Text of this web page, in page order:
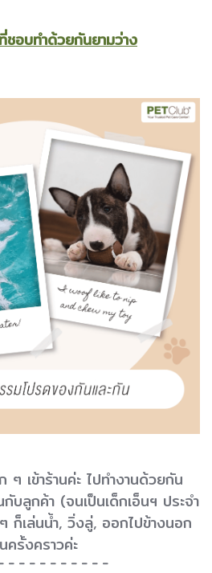
อบทำด้วยกันยามว่าง
ๆ เข้าร้านค่ะ ไปทำงานด้วยกัน
บลูกค้า (จนเป็นเด็กเอ็นฯ ประจำ
ก็เล่นน้ำ, วิ่งลู่, ออกไปข้างนอก
ครั้งคราวค่ะ
- - - - - - - - - -